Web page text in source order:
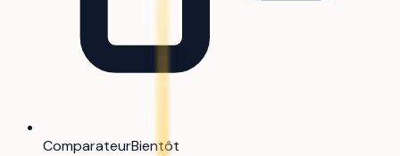
ComparateurBientôt